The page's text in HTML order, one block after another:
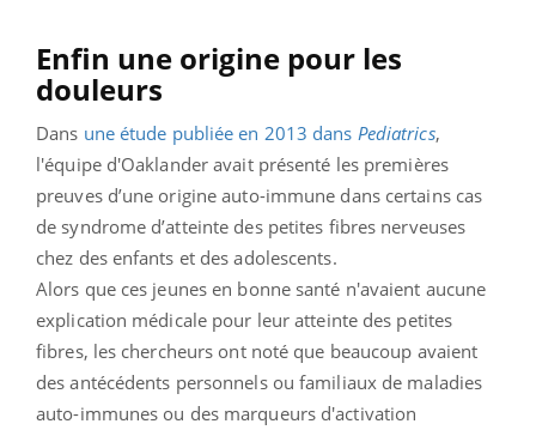
Enfin une origine pour les
douleurs
Dans une étude publiée en 2013 dans Pediatrics,
l'équipe d'Oaklander avait présenté les premières
preuves d’une origine auto-immune dans certains cas
de syndrome d’atteinte des petites fibres nerveuses
chez des enfants et des adolescents.
Alors que ces jeunes en bonne santé n'avaient aucune
explication médicale pour leur atteinte des petites
fibres, les chercheurs ont noté que beaucoup avaient
des antécédents personnels ou familiaux de maladies
auto-immunes ou des marqueurs d'activation